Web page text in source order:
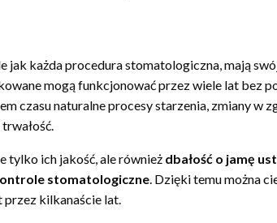
jak każda procedura stomatologiczna, mają
mogą funkcjonować przez wiele lat bez
czasu naturalne procesy starzenia, zmiany w
tylko ich jakość, ale również dbałość o jamę
stomatologiczne. Dzięki temu można
przez kilkanaście lat.